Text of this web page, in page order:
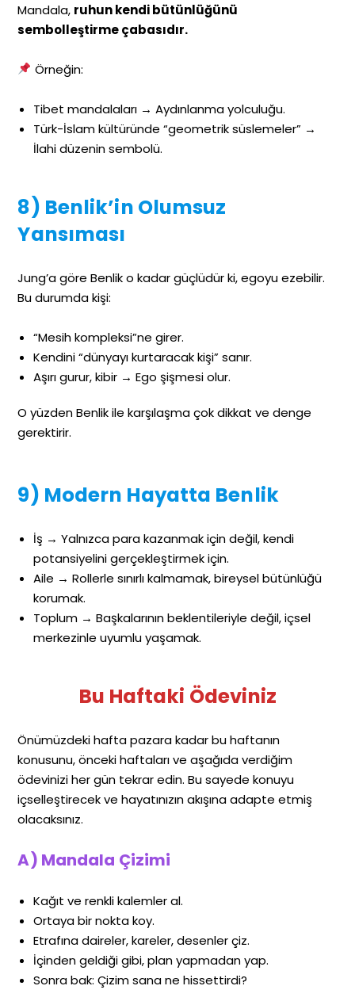
Mandala, ruhun kendi bütünlüğünü
sembolleştirme çabasıdır.
Örneğin:
Tibet mandalaları → Aydınlanma yolculuğu.
Türk-İslam kültüründe “geometrik süslemeler” →
İlahi düzenin sembolü.
8) Benlik’in Olumsuz
Yansıması
Jung’a göre Benlik o kadar güçlüdür ki, egoyu ezebilir.
Bu durumda kişi:
“Mesih kompleksi”ne girer.
Kendini “dünyayı kurtaracak kişi” sanır.
Aşırı gurur, kibir → Ego şişmesi olur.
O yüzden Benlik ile karşılaşma çok dikkat ve denge
gerektirir.
9) Modern Hayatta Benlik
İş → Yalnızca para kazanmak için değil, kendi
potansiyelini gerçekleştirmek için.
Aile → Rollerle sınırlı kalmamak, bireysel bütünlüğü
korumak.
Toplum → Başkalarının beklentileriyle değil, içsel
merkezinle uyumlu yaşamak.
Bu Haftaki Ödeviniz
Önümüzdeki hafta pazara kadar bu haftanın
konusunu, önceki haftaları ve aşağıda verdiğim
ödevinizi her gün tekrar edin. Bu sayede konuyu
içselleştirecek ve hayatınızın akışına adapte etmiş
olacaksınız.
A) Mandala Çizimi
Kağıt ve renkli kalemler al.
Ortaya bir nokta koy.
Etrafına daireler, kareler, desenler çiz.
İçinden geldiği gibi, plan yapmadan yap.
Sonra bak: Çizim sana ne hissettirdi?